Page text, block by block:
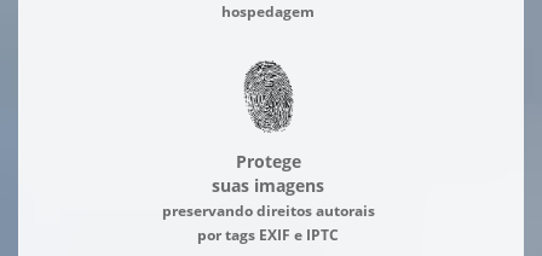
hospedagem
Protege
suas imagens
preservando direitos autorais
por tags EXIF e IPTC